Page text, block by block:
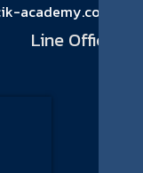
academy.com
Line Official